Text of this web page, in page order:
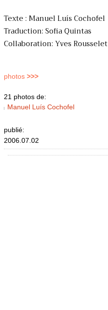
Texte : Manuel Luís Cochofel
Traduction: Sofia Quintas
Collaboration: Yves Rousselet
photos >>>
21 photos de:
Manuel Luís Cochofel
publié:
2006.07.02